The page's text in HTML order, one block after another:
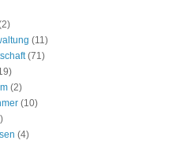
(11)
(71)
(2)
(10)
(4)